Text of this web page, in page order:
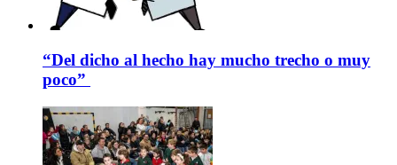
“Del dicho al hecho hay mucho trecho o muy
poco”